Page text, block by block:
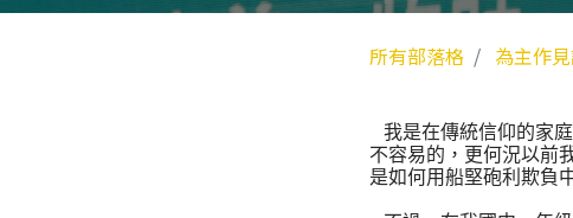
所有部落格 為主作
我是在傳統信仰的家
不容易的，更何況以前
是如何用船堅砲利欺負